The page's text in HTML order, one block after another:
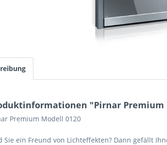
"Pirnar Premium
Premium Modell 0120
Sie ein Freund von Lichteffekten? Dann gefällt